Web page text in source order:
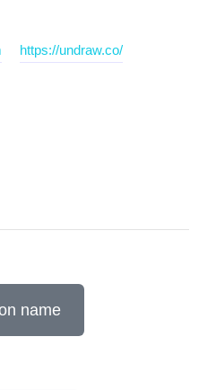
https://undraw.co/
name